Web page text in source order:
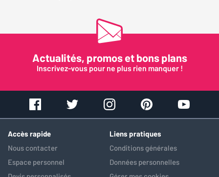
Actualités, promos et bons plans
Inscrivez-vous pour ne plus rien manquer !
Accès rapide
Nous contacter
Espace personnel
Liens pratiques
Conditions générales
Données personnelles